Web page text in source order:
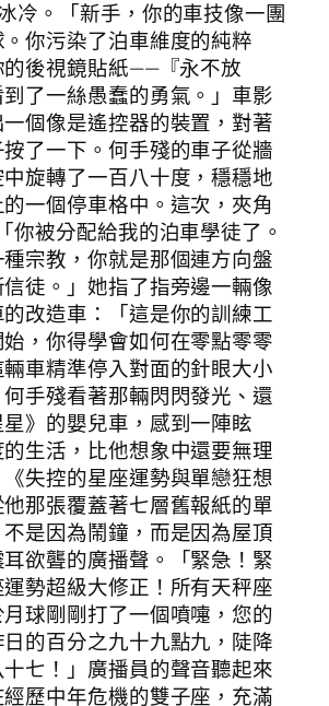
冷。「新手，你的車技像一團
你污染了泊車維度的純粹
後視鏡貼紙——『永不放
了一絲愚蠢的勇氣。」車影
個像是遙控器的裝置，對著
了一下。何手殘的車子從牆
旋轉了一百八十度，穩穩地
一個停車格中。這次，夾角
被分配給我的泊車學徒了。
宗教，你就是那個連方向盤
徒。」她指了指旁邊一輛像
改造車：「這是你的訓練工
，你得學會如何在零點零零
車精準停入對面的針眼大小
手殘看著那輛閃閃發光、還
》的嬰兒車，感到一陣眩
生活，比他想象中還要無理
失控的星座運勢與單戀狂想
那張覆蓋著七層舊報紙的單
是因為鬧鐘，而是因為屋頂
欲聾的廣播聲。「緊急！緊
勢超級大修正！所有天秤座
球剛剛打了一個噴嚏，您的
的百分之九十九點九，陡降
七！」廣播員的聲音聽起來
歷中年危機的雙子座，充滿